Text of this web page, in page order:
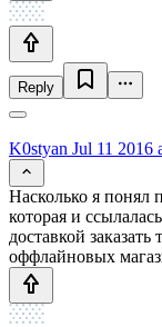
Reply
K0styan Jul 11 2016
Насколько я понял
которая и
доставкой
оффлайновых